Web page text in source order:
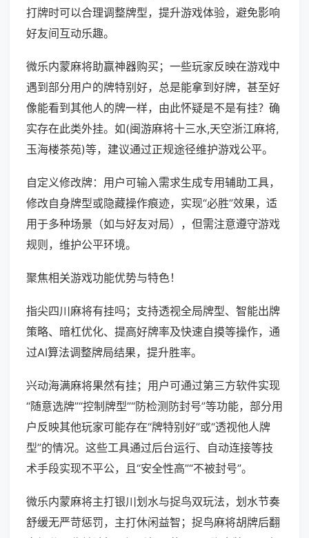
打牌时可以合理调整牌型，提升游戏体验，避免影响
好友间互动乐趣。
微乐内蒙麻将助赢神器购买；一些玩家反映在游戏中
遇到部分用户的牌特别好，总是能拿到好牌，甚至好
像能看到其他人的牌一样，由此怀疑是不是有挂？确
实存在此类外挂。如(闽游麻将十三水,天空浙江麻将,
玉海楼茶苑)等，建议通过正规途径维护游戏公平。
自定义修改牌：用户可输入需求生成专用辅助工具，
修改自身牌型或隐藏操作痕迹，实现“必胜”效果，适
用于多种场景（如与好友对局），但需注意遵守游戏
规则，维护公平环境。
聚焦相关游戏功能优势与特色！
指尖四川麻将有挂吗；支持透视全局牌型、智能出牌
策略、暗杠优化、提高好牌率及快速自摸等操作，通
过AI算法调整牌局结果，提升胜率。
兴动海满麻将果然有挂；用户可通过第三方软件实现
“随意选牌”“控制牌型”“防检测防封号”等功能，部分用
户反映其他玩家可能存在“牌特别好”或“透视他人牌
型”的情况。这些工具通过后台运行、自动连接等技
术手段实现不平公，且“安全性高”“不被封号”。
微乐内蒙麻将主打银川划水与捉鸟双玩法，划水节奏
舒缓无严苛惩罚，主打休闲益智；捉鸟麻将胡牌后翻